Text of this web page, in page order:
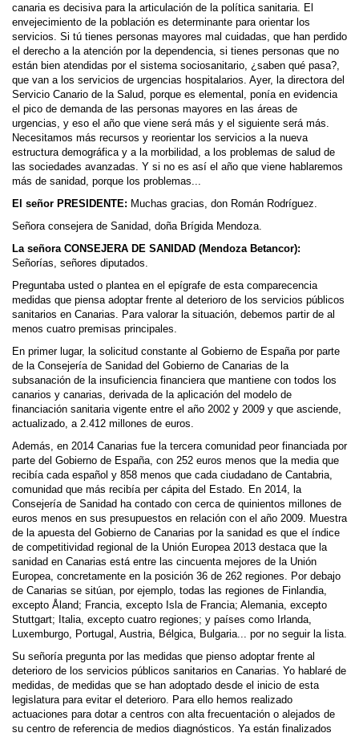
canaria es decisiva para la articulación de la política sanitaria. El
envejecimiento de la población es determinante para orientar los
servicios. Si tú tienes personas mayores mal cuidadas, que han perdido
el derecho a la atención por la dependencia, si tienes personas que no
están bien atendidas por el sistema sociosanitario, ¿saben qué pasa?,
que van a los servicios de urgencias hospitalarios. Ayer, la directora del
Servicio Canario de la Salud, porque es elemental, ponía en evidencia
el pico de demanda de las personas mayores en las áreas de
urgencias, y eso el año que viene será más y el siguiente será más.
Necesitamos más recursos y reorientar los servicios a la nueva
estructura demográfica y a la morbilidad, a los problemas de salud de
las sociedades avanzadas. Y si no es así el año que viene hablaremos
más de sanidad, porque los problemas...
El señor PRESIDENTE: Muchas gracias, don Román Rodríguez.
Señora consejera de Sanidad, doña Brígida Mendoza.
La señora CONSEJERA DE SANIDAD (Mendoza Betancor):
Señorías, señores diputados.
Preguntaba usted o plantea en el epígrafe de esta comparecencia
medidas que piensa adoptar frente al deterioro de los servicios públicos
sanitarios en Canarias. Para valorar la situación, debemos partir de al
menos cuatro premisas principales.
En primer lugar, la solicitud constante al Gobierno de España por parte
de la Consejería de Sanidad del Gobierno de Canarias de la
subsanación de la insuficiencia financiera que mantiene con todos los
canarios y canarias, derivada de la aplicación del modelo de
financiación sanitaria vigente entre el año 2002 y 2009 y que asciende,
actualizado, a 2.412 millones de euros.
Además, en 2014 Canarias fue la tercera comunidad peor financiada por
parte del Gobierno de España, con 252 euros menos que la media que
recibía cada español y 858 menos que cada ciudadano de Cantabria,
comunidad que más recibía per cápita del Estado. En 2014, la
Consejería de Sanidad ha contado con cerca de quinientos millones de
euros menos en sus presupuestos en relación con el año 2009. Muestra
de la apuesta del Gobierno de Canarias por la sanidad es que el índice
de competitividad regional de la Unión Europea 2013 destaca que la
sanidad en Canarias está entre las cincuenta mejores de la Unión
Europea, concretamente en la posición 36 de 262 regiones. Por debajo
de Canarias se sitúan, por ejemplo, todas las regiones de Finlandia,
excepto Åland; Francia, excepto Isla de Francia; Alemania, excepto
Stuttgart; Italia, excepto cuatro regiones; y países como Irlanda,
Luxemburgo, Portugal, Austria, Bélgica, Bulgaria... por no seguir la lista.
Su señoría pregunta por las medidas que pienso adoptar frente al
deterioro de los servicios públicos sanitarios en Canarias. Yo hablaré de
medidas, de medidas que se han adoptado desde el inicio de esta
legislatura para evitar el deterioro. Para ello hemos realizado
actuaciones para dotar a centros con alta frecuentación o alejados de
su centro de referencia de medios diagnósticos. Ya están finalizados